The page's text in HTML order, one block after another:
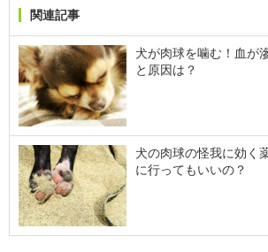
関連記事
犬が肉球を噛む！血が
と原因は？
犬の肉球の怪我に効く
に行ってもいいの？